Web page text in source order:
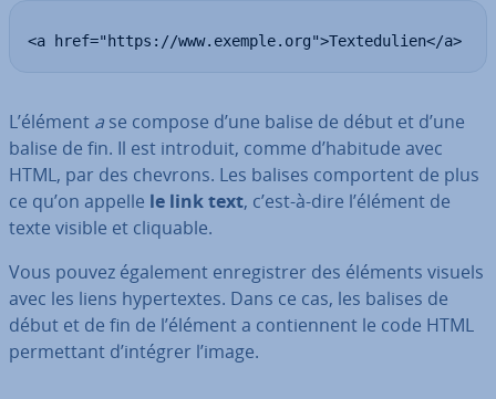
<a href="https://www.exemple.org">Textedulien</a>
L’élément a se compose d’une balise de début et d’une
balise de fin. Il est introduit, comme d’habitude avec
HTML, par des chevrons. Les balises com­por­tent de plus
ce qu’on appelle le link text, c’est-à-dire l’élément de
texte visible et cliquable.
Vous pouvez également en­re­gis­trer des éléments visuels
avec les liens hy­per­textes. Dans ce cas, les balises de
début et de fin de l’élément a con­tien­nent le code HTML
per­met­tant d’intégrer l’image.